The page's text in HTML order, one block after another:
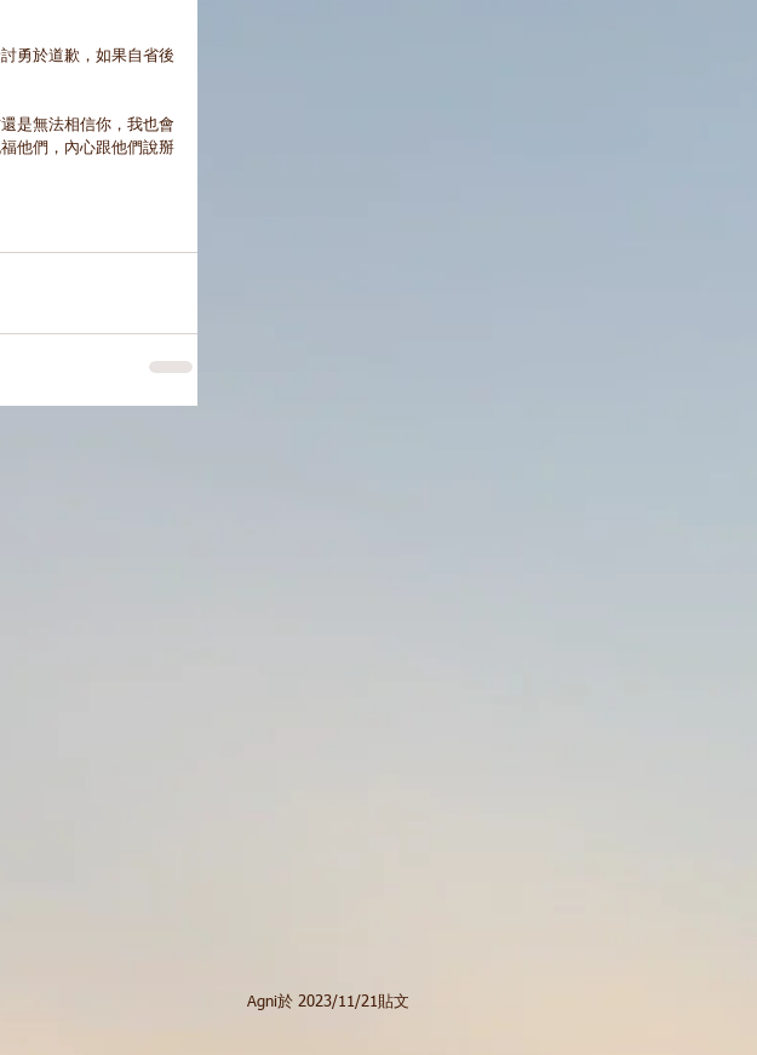
勇於道歉，如果自省後
是無法相信你，我也會
他們，內心跟他們說掰
Agni於 2023/11/21貼文